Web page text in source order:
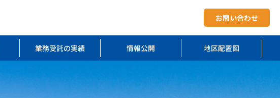
お問い合わせ
業務受託の実績 情報公開 地区配置図